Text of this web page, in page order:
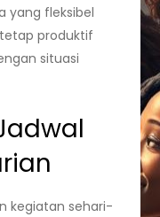
yang fleksibel
produktif
situasi
kegiatan sehari-